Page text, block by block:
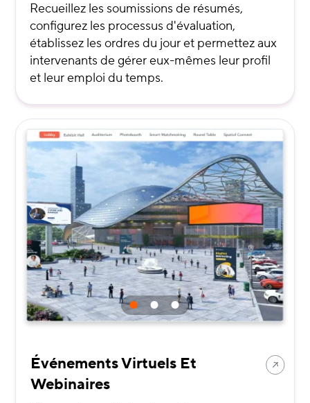
Recueillez les soumissions de résumés,
configurez les processus d'évaluation,
établissez les ordres du jour et permettez aux
intervenants de gérer eux-mêmes leur profil
et leur emploi du temps.
Événements Virtuels Et
Webinaires